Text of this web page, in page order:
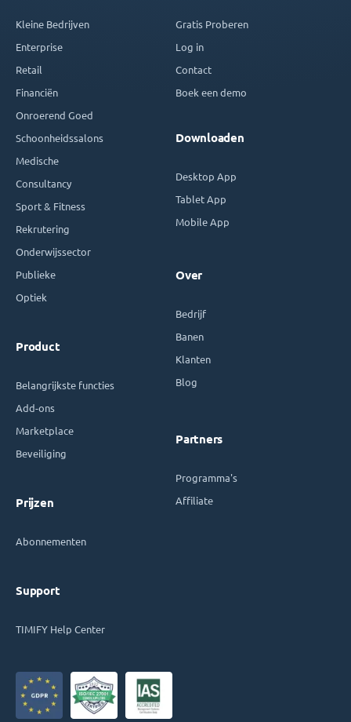
Kleine Bedrijven
Enterprise
Retail
Financiën
Onroerend Goed
Schoonheidssalons
Medische
Consultancy
Sport & Fitness
Rekrutering
Onderwijssector
Publieke
Optiek
Product
Belangrijkste functies
Add-ons
Marketplace
Beveiliging
Prijzen
Abonnementen
Support
TIMIFY Help Center
Gratis Proberen
Log in
Contact
Boek een demo
Downloaden
Desktop App
Tablet App
Mobile App
Over
Bedrijf
Banen
Klanten
Blog
Partners
Programma's
Affiliate